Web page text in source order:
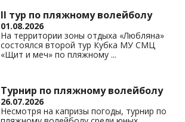
II тур по пляжному волейболу
01.08.2026
На территории зоны отдыха «Любляна»
состоялся второй тур Кубка МУ СМЦ
«Щит и меч» по пляжному ...
Турнир по пляжному волейболу
26.07.2026
Несмотря на капризы погоды, турнир по